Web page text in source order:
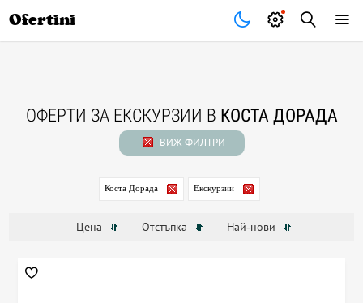
Ofertini
ОФЕРТИ ЗА ЕКСКУРЗИИ В КОСТА ДОРАДА
ВИЖ ФИЛТРИ
Коста Дорада Екскурзии
Цена Отстъпка Най-нови